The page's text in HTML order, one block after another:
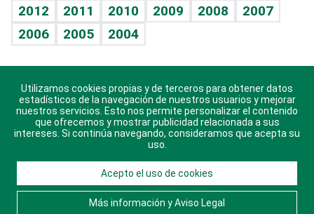
Celebrando la vida
Sin complejos
En pocas palabras
Escuchando al corazón
Economía Personal
2012
2011 2010 2009 2008
2007
2006
2005 2004
Descarga nuestras aplicaciones para Android, iOS y
sistema Huawei.
© 2021 Diario Libre, todos los derechos reservados.
Consulta elAviso Legal. Ponte en Contacto
Utilizamos cookies propias y de terceros para obtener datos
estadísticos de la navegación de nuestros usuarios y mejorar
nuestros servicios. Esto nos permite personalizar el contenido
que ofrecemos y mostrar publicidad relacionada a sus
intereses. Si continúa navegando, consideramos que acepta su
uso.
Acepto el uso de cookies
Más información y Aviso Legal